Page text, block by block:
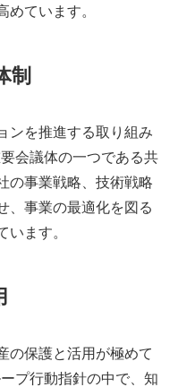
めています。
制
ンを推進する取り組み
会議体の一つである共
の事業戦略、技術戦略
、事業の最適化を図る
います。
の保護と活用が極めて
プ行動指針の中で、知